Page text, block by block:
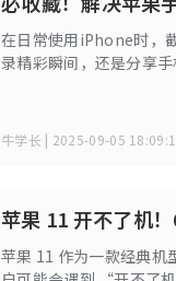
在日常使用iPhone时，
录精彩瞬间，还是分享
牛学长 | 2025-09-05
苹果 11 开不了机
苹果 11 作为一款经典机